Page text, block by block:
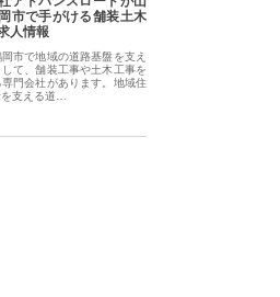
市で手がける舗装土木
人情報
市で地域の道路基盤を支え
して、舗装工事や土木工事を
門会社があります。地域住
支える道…